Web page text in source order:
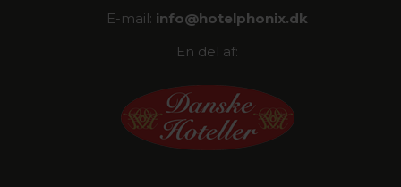
E-mail: info@hotelphonix.dk
En del af: